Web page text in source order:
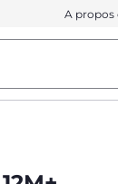
A propos